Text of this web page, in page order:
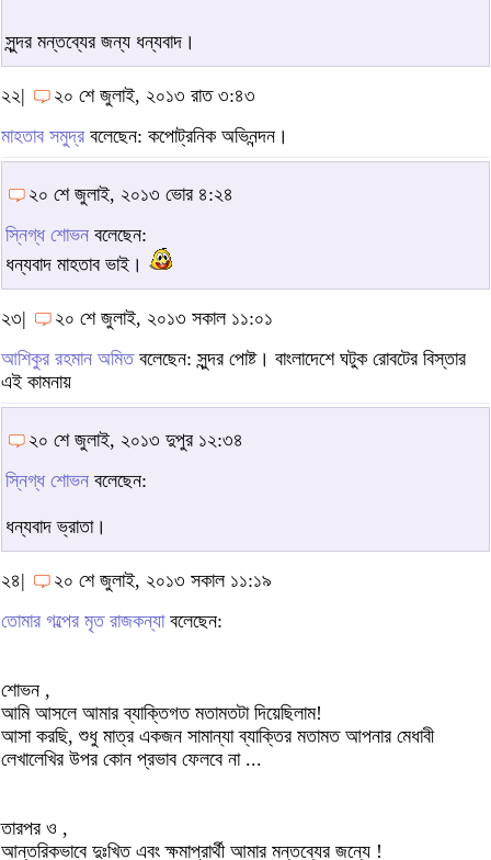
সুন্দর মন্তব্যের জন্য ধন্যবাদ।
২২|
২০ শে জুলাই, ২০১৩ রাত ৩:৪৩
মাহতাব সমুদ্র বলেছেন: কপোট্রনিক অভিনন্দন।
২০ শে জুলাই, ২০১৩ ভোর ৪:২৪
স্নিগ্ধ শোভন বলেছেন:
ধন্যবাদ মাহতাব ভাই।
২৩|
২০ শে জুলাই, ২০১৩ সকাল ১১:০১
আশিকুর রহমান অমিতবলেছেন: সুন্দর পোষ্ট। বাংলাদেশে ঘটুক রোবটের বিস্তার
এই কামনায়
২০ শে জুলাই, ২০১৩ দুপুর ১২:৩৪
স্নিগ্ধ শোভন বলেছেন:
ধন্যবাদ ভ্রাতা।
২৪|
২০ শে জুলাই, ২০১৩ সকাল ১১:১৯
তোমার গল্পের মৃত রাজকন্যাবলেছেন:
শোভন ,
আমি আসলে আমার ব্যাক্তিগত মতামতটা দিয়েছিলাম!
আসা করছি, শুধু মাত্র একজন সামান্যা ব্যাক্তির মতামত আপনার মেধাবী
লেখালেখির উপর কোন প্রভাব ফেলবে না ...
তারপর ও ,
আন্তরিকভাবে দুঃখিত এবং ক্ষমাপ্রার্থী আমার মন্তব্যের জন্যে !